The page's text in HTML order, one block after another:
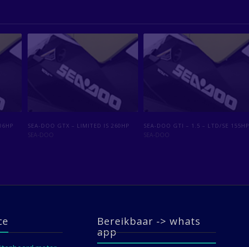
SEA-DOO RXT – 1.5 SUPERCHARGED
260HP
SEA-DOO RXT – 1.5 SUPERCHARGED
255HP
SEA-DOO GTX – LIMITED IS 260HP
SEA-DOO
SEA-DOO GTI – 1.5 – LTD/SE 155HP
SEA-DOO
Bereikbaar -> whats
app